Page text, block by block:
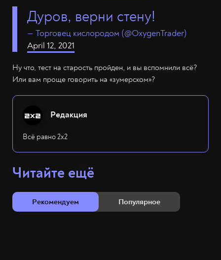
Дуров, верни стену!
— Торговец кислородом (@OxygenTrader)
April 12, 2021
Ну что, тест на старость пройден, и вы вспомнили всё?
Или вам проще говорить на «зумерском»?
Редакция
Всё равно 2х2
Читайте ещё
Рекомендуем Популярное